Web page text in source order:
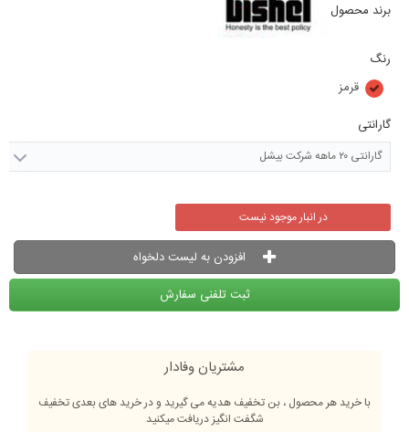
برند محصول
رنگ
قرمز
گارانتی
گارانتی ۲۰ ماهه شرکت بیشل
در انبار موجود نیست
افزودن به لیست دلخواه
ثبت تلفنی سفارش
مشتریان وفادار
با خرید هر محصول ، بن تخفیف هدیه می گیرید و در خرید های بعدی تخفیف
شگفت انگیز دریافت میکنید